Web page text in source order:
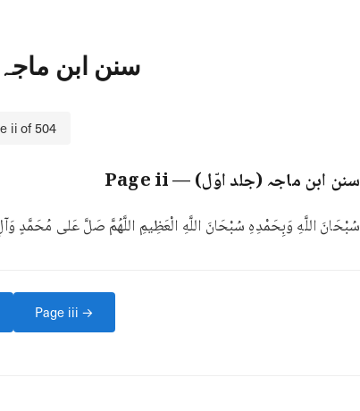
سنن ابن
ii of504
سنن ابن ماجہ (جلد اوّل)— Page
ii
سُبْحَانَ اللَّهِ وَبِحَمْدِهِ سُبْحَانَ اللَّهِ الْعَظِيمِ اللَّهُمَّ صَلَّ عَلى مُحَمَّدٍ
Page iii →